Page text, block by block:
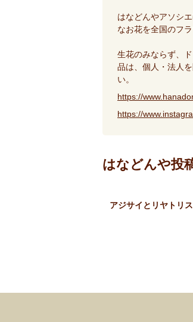
はなどんやアソシ
なお花を全国のフ
生花のみならず、
品は、個人・法人
い。
https://
https://
はなどんや投